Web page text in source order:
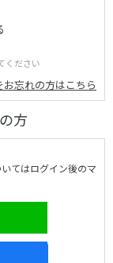
ください
お忘れの方はこちら
方
てはログイン後のマ